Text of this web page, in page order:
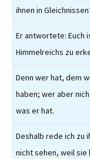
ihnen in
Er antwortete: Euch
Himmelreichs zu
Denn wer hat, dem
haben; wer aber
was er hat.
Deshalb rede ich zu
nicht sehen, weil sie